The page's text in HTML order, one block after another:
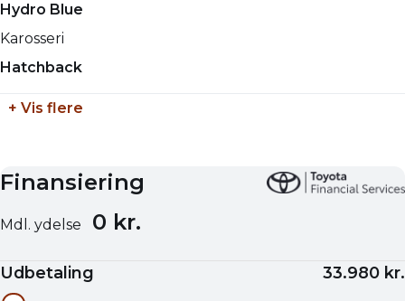
Hydro Blue
Karosseri
Hatchback
Automatisk
4360 mm
Tilkoblingsvægt med bremser
725 kg
+ Vis flere